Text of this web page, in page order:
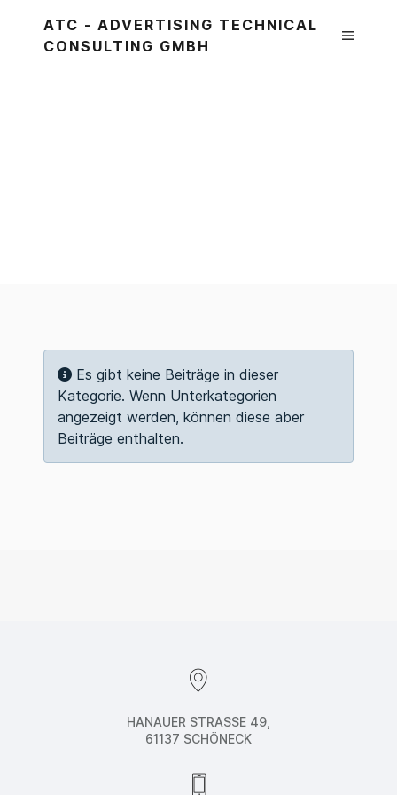
ATC - ADVERTISING TECHNICAL
CONSULTING GMBH
Information
Es gibt keine Beiträge in dieser
Kategorie. Wenn Unterkategorien
angezeigt werden, können diese aber
Beiträge enthalten.
HANAUER STRASSE 49,
61137 SCHÖNECK